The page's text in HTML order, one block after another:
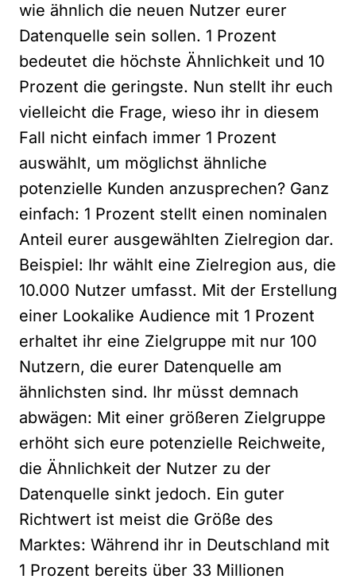
wie ähnlich die neuen Nutzer eurer
Datenquelle sein sollen. 1 Prozent
bedeutet die höchste Ähnlichkeit und 10
Prozent die geringste. Nun stellt ihr euch
vielleicht die Frage, wieso ihr in diesem
Fall nicht einfach immer 1 Prozent
auswählt, um möglichst ähnliche
potenzielle Kunden anzusprechen? Ganz
einfach: 1 Prozent stellt einen nominalen
Anteil eurer ausgewählten Zielregion dar.
Beispiel: Ihr wählt eine Zielregion aus, die
10.000 Nutzer umfasst. Mit der Erstellung
einer Lookalike Audience mit 1 Prozent
erhaltet ihr eine Zielgruppe mit nur 100
Nutzern, die eurer Datenquelle am
ähnlichsten sind. Ihr müsst demnach
abwägen: Mit einer größeren Zielgruppe
erhöht sich eure potenzielle Reichweite,
die Ähnlichkeit der Nutzer zu der
Datenquelle sinkt jedoch. Ein guter
Richtwert ist meist die Größe des
Marktes: Während ihr in Deutschland mit
1 Prozent bereits über 33 Millionen